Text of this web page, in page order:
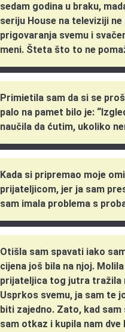
sedam godina u braku,
seriju House na televiziji
prigovaranja svemu i
meni. Šteta što to ne
Primietila sam da si se
palo na pamet bilo je:
naučila da ćutim, ukoliko
Kada si pripremao moje
prijateljicom, jer ja sam
sam imala problema s
Otišla sam spavati iako
cijena još bila na njoj.
prijateljica tog jutra tražila
Usprkos svemu, ja sam te
biti zajedno. Zato, kad
sam otkaz i kupila nam